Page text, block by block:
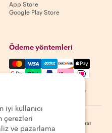
App Store
Google Play Store
Ödeme yöntemleri
Mastercard, Visa, Amex,
Kullanılabilirlik destinasyona göre değişir
| Çerezler Site haritası
iyi kullanıcı
çerezleri
ve pazarlama